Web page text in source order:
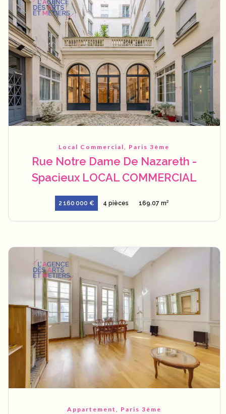
Local Commercial, Paris 3ème
Rue Notre Dame De Nazareth -
Spacieux LOCAL COMMERCIAL
2 160 000 € 4 pièces 169.07 m²
Appartement, Paris 3ème